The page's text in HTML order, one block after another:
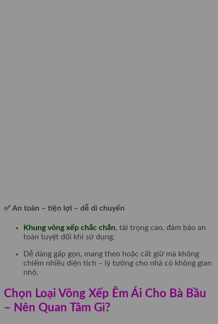
✅ An toàn – tiện lợi – dễ di chuyển
Khung võng xếp chắc chắn, tải trọng cao, đảm bảo an
toàn tuyệt đối khi sử dụng.
Dễ dàng gấp gọn, mang theo hoặc cất giữ mà không
chiếm nhiều diện tích – lý tưởng cho nhà có không gian
nhỏ.
Chọn Loại Võng Xếp Êm Ái Cho Bà Bầu
– Nên Quan Tâm Gì?